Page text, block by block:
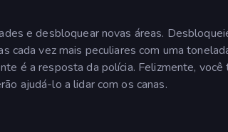
e desbloquear novas áreas.
cada vez mais peculiares com uma
é a resposta da polícia. Felizmente, você
ajudá-lo a lidar com os canas.